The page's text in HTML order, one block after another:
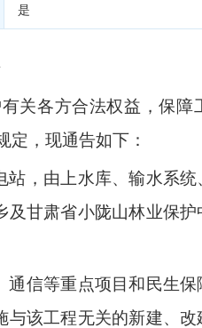
是
关各方合法权益，保障
定，现通告如下：
，由上水库、输水系
甘肃省小陇山林业保
信等重点项目和民生
该工程无关的新建、